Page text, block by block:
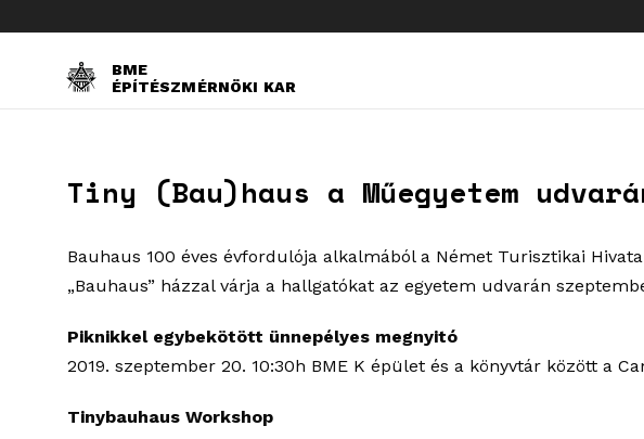
BME
ÉPÍTÉSZMÉRNÖKI KAR
Tiny (Bau)haus a Műegyetem
Bauhaus 100 éves évfordulója alkalmából a Német Turisztikai
„Bauhaus” házzal várja a hallgatókat az egyetem udvarán
Piknikkel egybekötött ünnepélyes megnyitó
2019. szeptember 20. 10:30h BME K épület és a könyvtár között a
Tinybauhaus Workshop